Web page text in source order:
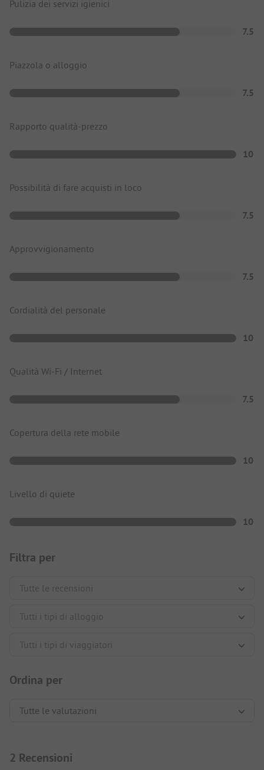
Pulizia dei servizi igienici
7.5
Piazzola o alloggio
7.5
Rapporto qualità-prezzo
10
Possibilità di fare acquisti in loco
7.5
Approvvigionamento
7.5
Cordialità del personale
10
Qualità Wi-Fi / Internet
7.5
Copertura della rete mobile
10
Livello di quiete
10
Filtra per
Ordina per
2 Recensioni